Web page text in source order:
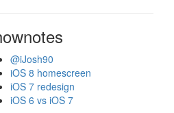
@iJosh90
iOS 8 homescreen
iOS 7 redesign
iOS 6 vs iOS 7